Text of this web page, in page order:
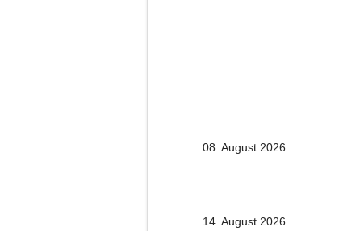
08. August 2026
14. August 2026